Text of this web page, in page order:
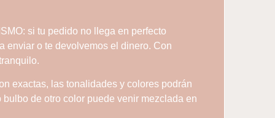
si tu pedido no llega en perfecto
enviar o te devolvemos el dinero. Con
exactas, las tonalidades y colores podrán
de otro color puede venir mezclada en